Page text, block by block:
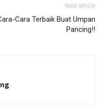
Next article
Cara Terbaik Buat Umpan
Pancing!!